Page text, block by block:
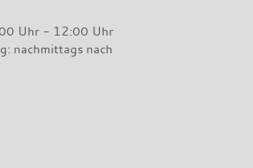
Uhr - 12:00 Uhr
nachmittags nach